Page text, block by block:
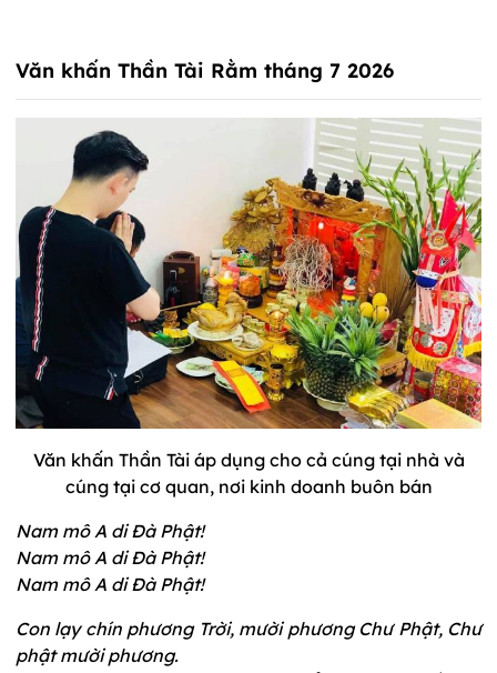
Văn khấn Thần Tài Rằm tháng 7 2026
Văn khấn Thần Tài áp dụng cho cả cúng tại nhà và
cúng tại cơ quan, nơi kinh doanh buôn bán
Nam mô A di Đà Phật!
Nam mô A di Đà Phật!
Nam mô A di Đà Phật!
Con lạy chín phương Trời, mười phương Chư Phật, Chư
phật mười phương.